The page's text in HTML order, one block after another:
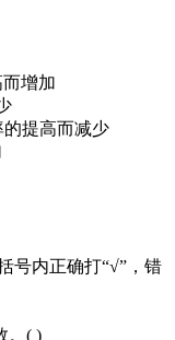
增加
提高而减少
号内正确打“√”，错
。( )